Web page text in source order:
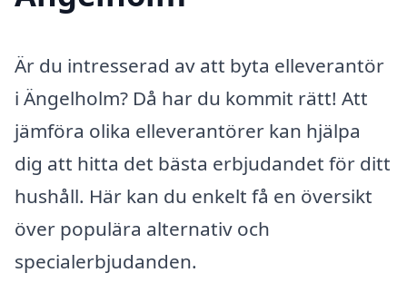
Är du intresserad av att byta elleverantör
i Ängelholm? Då har du kommit rätt! Att
jämföra olika elleverantörer kan hjälpa
dig att hitta det bästa erbjudandet för ditt
hushåll. Här kan du enkelt få en översikt
över populära alternativ och
specialerbjudanden.